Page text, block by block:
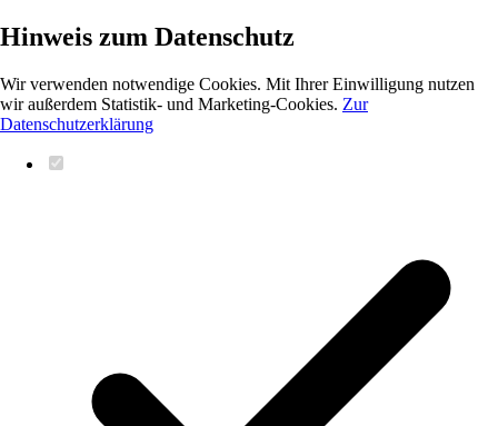
Hinweis zum Datenschutz
Wir verwenden notwendige Cookies. Mit Ihrer Einwilligung nutzen
wir außerdem Statistik- und Marketing-Cookies. Zur
Datenschutzerklärung